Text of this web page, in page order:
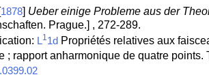
[1878] Ueber einige Probleme aus der
Prague.] , 272-289.
L11dPropriétés relatives aux
; rapport anharmonique de quatre points.